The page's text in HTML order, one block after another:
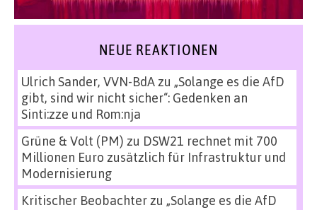
NEUE REAKTIONEN
Ulrich Sander, VVN-BdAzu „Solange es die AfD
gibt, sind wir nicht sicher“: Gedenken an
Sinti:zze und Rom:nja
Grüne & Volt (PM) zu DSW21 rechnet mit 700
Millionen Euro zusätzlich für Infrastruktur und
Modernisierung
Kritischer Beobachterzu „Solange es die AfD